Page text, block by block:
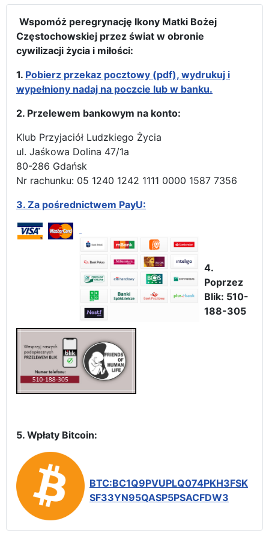
Wspomóż peregrynację Ikony Matki Bożej
Częstochowskiej przez świat w obronie
cywilizacji życia i miłości:
1. Pobierz przekaz pocztowy (pdf), wydrukuj i
wypełniony nadaj na poczcie lub w banku.
2. Przelewem bankowym na konto:
Klub Przyjaciół Ludzkiego Życia
ul. Jaśkowa Dolina 47/1a
80-286 Gdańsk
Nr rachunku: 05 1240 1242 1111 0000 1587 7356
3. Za pośrednictwem PayU:
4.
Poprzez
Blik: 510-
188-305
5. Wpłaty Bitcoin:
BTC:BC1Q9PVUPLQ074PKH3FSK
SF33YN95QASP5PSACFDW3